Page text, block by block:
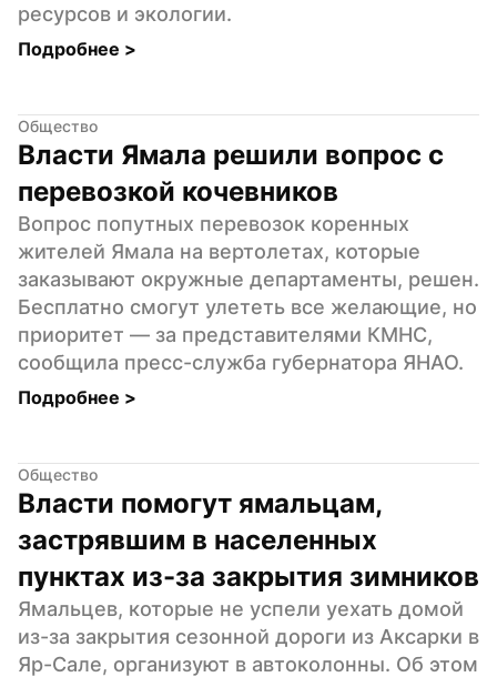
ресурсов и экологии.
Подробнее >
Общество
Власти Ямала решили вопрос с
перевозкой кочевников
Вопрос попутных перевозок коренных
жителей Ямала на вертолетах, которые
заказывают окружные департаменты, решен.
Бесплатно смогут улететь все желающие, но
приоритет — за представителями КМНС,
сообщила пресс-служба губернатора ЯНАО.
Подробнее >
Общество
Власти помогут ямальцам,
застрявшим в населенных
пунктах из-за закрытия зимников
Ямальцев, которые не успели уехать домой
из-за закрытия сезонной дороги из Аксарки в
Яр-Сале, организуют в автоколонны. Об этом